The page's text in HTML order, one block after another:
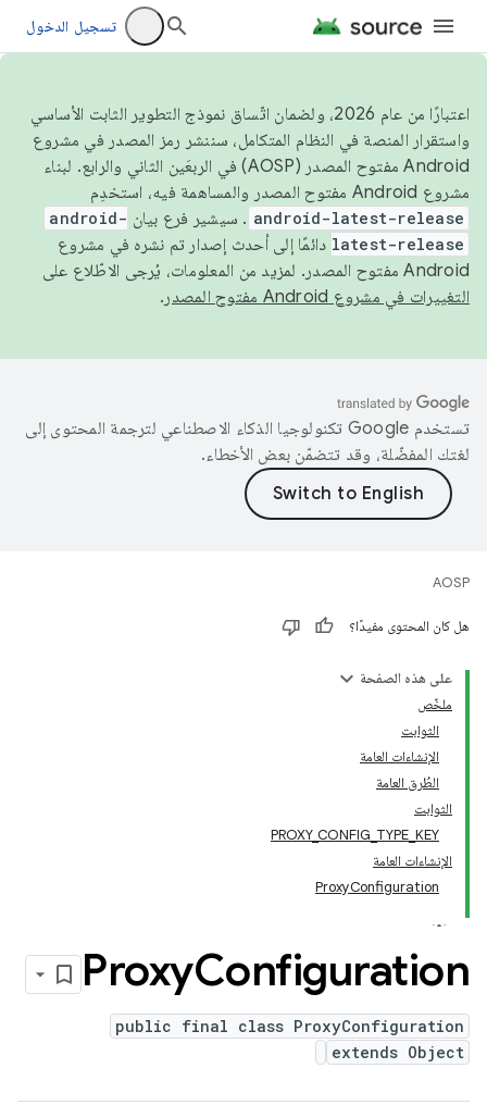
تسجيل الدخول
اعتبارًا من عام 2026، ولضمان اتّساق نموذج التطوير الثابت الأساسي
واستقرار المنصة في النظام المتكامل، سننشر رمز المصدر في مشروع
Android مفتوح المصدر (AOSP) في الربعَين الثاني والرابع. لبناء
مشروع Android مفتوح المصدر والمساهمة فيه، استخدِم
android-latest-release . سيشير فرع بيان android-
latest-release دائمًا إلى أحدث إصدار تم نشره في مشروع
Android مفتوح المصدر. لمزيد من المعلومات، يُرجى الاطّلاع على
التغييرات في مشروع Android مفتوح المصدر
.
تستخدم Google تكنولوجيا الذكاء الاصطناعي لترجمة المحتوى إلى
لغتك المفضّلة، وقد تتضمّن بعض الأخطاء.
AOSP
هل كان المحتوى مفيدًا؟
على هذه الصفحة
ملخّص
الثوابت
الإنشاءات العامة
الطُرق العامة
الثوابت
PROXY_CONFIG_TYPE_KEY
الإنشاءات العامة
ProxyConfiguration
ProxyConfiguration
public final class ProxyConfiguration
extends Object